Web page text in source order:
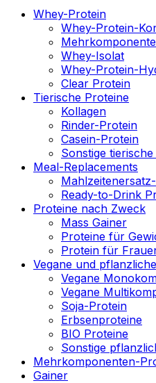
Whey-Protein
Whey-Protein-
Whey-Isolat
Whey-Protein-
Clear Protein
Tierische Proteine
Kollagen
Rinder-Protein
Casein-Protein
Sonstige
Meal-Replacements
Ready-to-Drink
Proteine nach Zweck
Mass Gainer
Proteine für
Protein für
Vegane und
Vegane
Vegane
Soja-Protein
Erbsenproteine
BIO Proteine
Sonstige
Mehrkomponenten-
Gainer